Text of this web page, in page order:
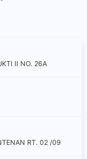
II NO. 26A
RT. 02 /09